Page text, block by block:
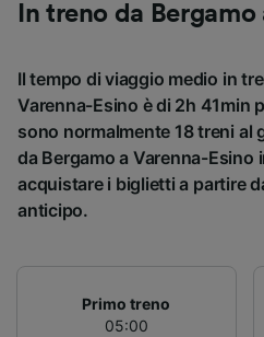
In treno da
Il tempo di viaggio medio in
Varenna-Esino è di 2h 41min
sono normalmente 18 treni al
da Bergamo a Varenna-Esino
acquistare i biglietti a partire
anticipo.
Primo treno
05:00